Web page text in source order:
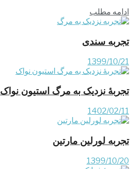
ادامه مطلب
تجربه سندی
1399/10/21
تجربۀ نزدیک به مرگ استیون نواک
1402/02/11
تجربه لورلین مارتین
1399/10/20